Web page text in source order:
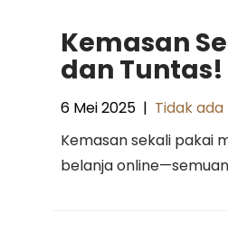
Kemasan
dan Tuntas!
6 Mei 2025 | Tidak
Kemasan sekali pakai
belanja